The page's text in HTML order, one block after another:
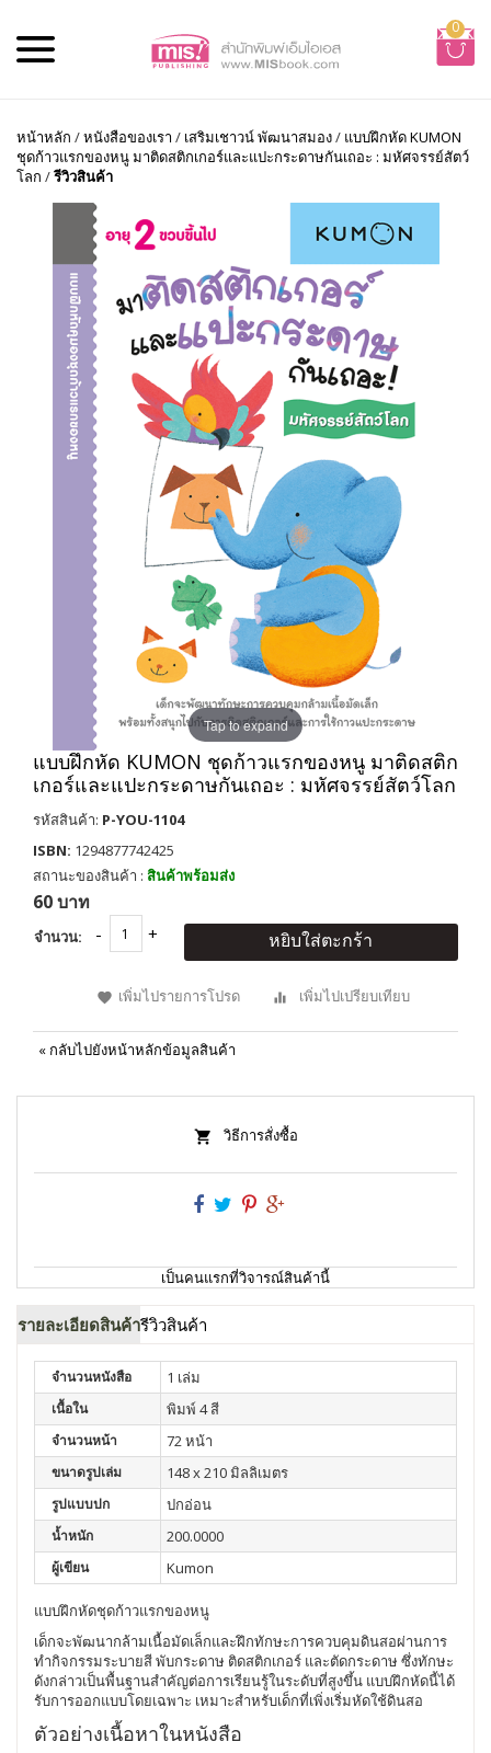
0
หน้าหลัก /หนังสือของเรา / เสริมเชาวน์ พัฒนาสมอง/ แบบฝึกหัด KUMON
ชุดก้าวแรกของหนู มาติดสติกเกอร์และแปะกระดาษกันเถอะ : มหัศจรรย์สัตว์
โลก /รีวิวสินค้า
Tap to expand
แบบฝึกหัด KUMON ชุดก้าวแรกของหนู มาติดสติก
เกอร์และแปะกระดาษกันเถอะ : มหัศจรรย์สัตว์โลก
รหัสสินค้า: P-YOU-1104
ISBN: 1294877742425
สถานะของสินค้า : สินค้าพร้อมส่ง
60 บาท
จำนวน: หยิบใส่ตะกร้า
เพิ่มไปรายการโปรด เพิ่มไปเปรียบเทียบ
« กลับไปยังหน้าหลักข้อมูลสินค้า
วิธีการสั่งซื้อ
เป็นคนแรกที่วิจารณ์สินค้านี้
รายละเอียดสินค้ารีวิวสินค้า
จำนวนหนังสือ 1 เล่ม
เนื้อใน พิมพ์ 4 สี
จำนวนหน้า 72 หน้า
ขนาดรูปเล่ม 148 x 210 มิลลิเมตร
รูปแบบปก ปกอ่อน
น้ำหนัก 200.0000
ผู้เขียน Kumon
แบบฝึกหัดชุดก้าวแรกของหนู
เด็กจะพัฒนากล้ามเนื้อมัดเล็กและฝึกทักษะการควบคุมดินสอผ่านการ
ทำกิจกรรมระบายสี พับกระดาษ ติดสติกเกอร์ และตัดกระดาษ ซึ่งทักษะ
ดังกล่าวเป็นพื้นฐานสำคัญต่อการเรียนรู้ในระดับที่สูงขึ้น แบบฝึกหัดนี้ได้
รับการออกแบบโดยเฉพาะ เหมาะสำหรับเด็กที่เพิ่งเริ่มหัดใช้ดินสอ
ตัวอย่างเนื้อหาในหนังสือ